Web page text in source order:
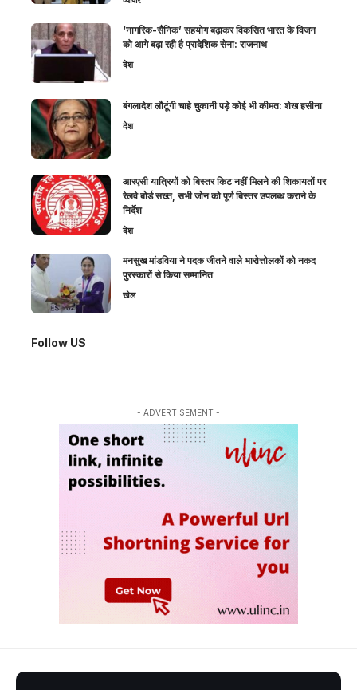
‘नागरिक-सैनिक’ सहयोग बढ़ाकर विकसित भारत के विजन
को आगे बढ़ा रही है प्रादेशिक सेना: राजनाथ
देश
बंगलादेश लौटूंगी चाहे चुकानी पड़े कोई भी कीमत: शेख हसीना
देश
आरएसी यात्रियों को बिस्तर किट नहीं मिलने की शिकायतों पर
रेलवे बोर्ड सख्त, सभी जोन को पूर्ण बिस्तर उपलब्ध कराने के
निर्देश
देश
मनसुख मांडविया ने पदक जीतने वाले भारोत्तोलकों को नकद
पुरस्कारों से किया सम्मानित
खेल
Follow US
- ADVERTISEMENT -